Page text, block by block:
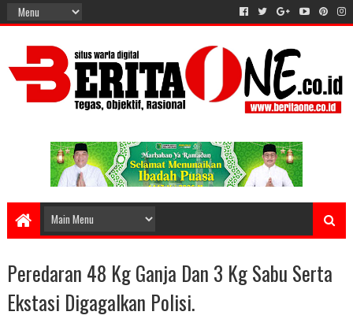
Peredaran 48 Kg Ganja Dan 3 Kg Sabu Serta
Ekstasi Digagalkan Polisi.